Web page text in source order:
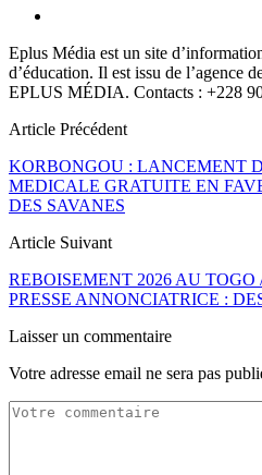
Eplus Média est un site
d’éducation. Il est issu de l’agence
EPLUS MÉDIA. Contacts : +228
Article Précédent
KORBONGOU : LANCEMENT
MEDICALE GRATUITE EN
DES SAVANES
Article Suivant
REBOISEMENT 2026 AU TOGO
PRESSE ANNONCIATRICE :
Laisser un commentaire
Votre adresse email ne sera pas